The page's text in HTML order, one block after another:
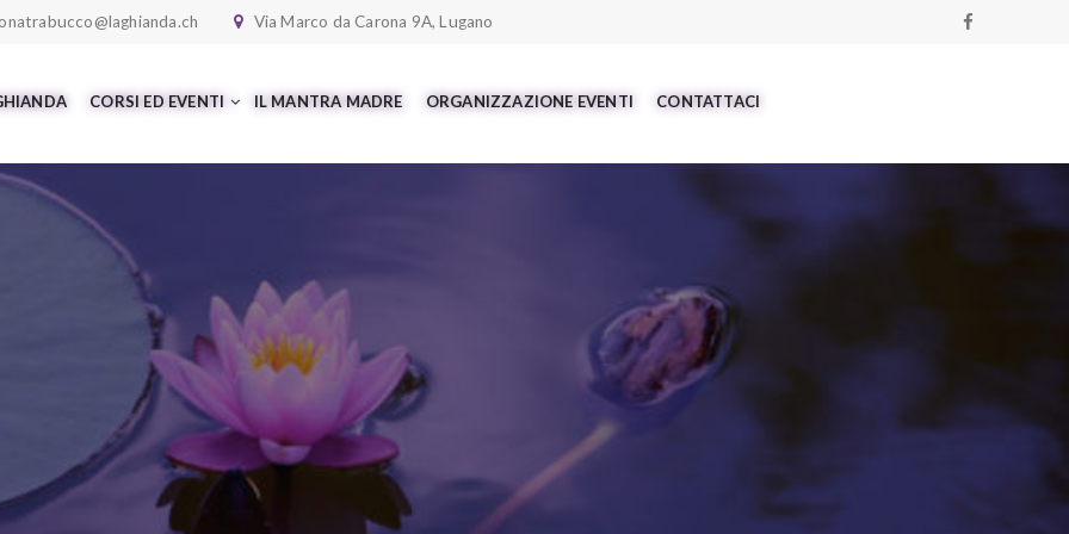
Via Marco da Carona 9A, Lugano
CORSI ED EVENTI IL MANTRA MADRE ORGANIZZAZIONE EVENTI CONTATTACI